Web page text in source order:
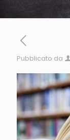
Pubblicato da